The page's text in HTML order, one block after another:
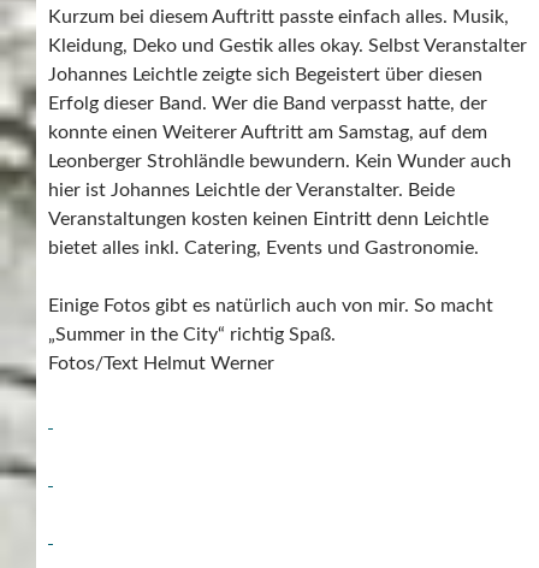
Kurzum bei diesem Auftritt passte einfach alles. Musik,
Kleidung, Deko und Gestik alles okay. Selbst Veranstalter
Johannes Leichtle zeigte sich Begeistert über diesen
Erfolg dieser Band. Wer die Band verpasst hatte, der
konnte einen Weiterer Auftritt am Samstag, auf dem
Leonberger Strohländle bewundern. Kein Wunder auch
hier ist Johannes Leichtle der Veranstalter. Beide
Veranstaltungen kosten keinen Eintritt denn Leichtle
bietet alles inkl. Catering, Events und Gastronomie.
Einige Fotos gibt es natürlich auch von mir. So macht
„Summer in the City“ richtig Spaß.
Fotos/Text Helmut Werner